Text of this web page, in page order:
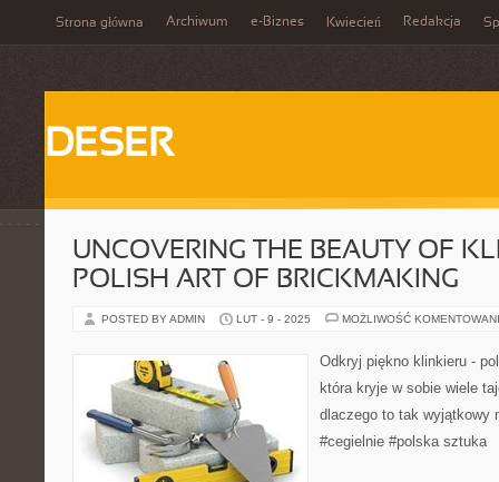
Strona główna Archiwum e-Biznes Kwiecień Redakcja
DESER
UNCOVERING THE BEAUTY OF
POLISH ART OF BRICKMAKING
POSTED BY ADMIN LUT - 9 - 2025 MOŻLIWOŚĆ
Odkryj piękno klinkieru -
która kryje w sobie wiele
dlaczego to tak wyjątkowy
#cegielnie #polska sztuka